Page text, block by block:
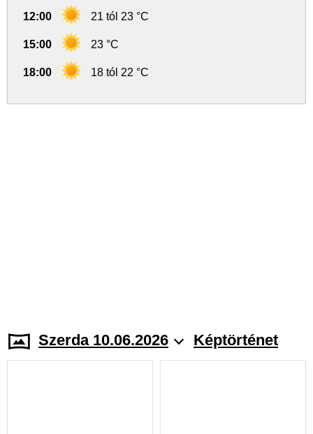
12:00 21 tól 23 °C
15:00 23 °C
18:00 18 tól 22 °C
Szerda 10.06.2026 Képtörténet